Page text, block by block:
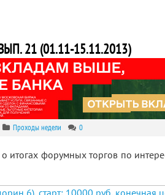
21 (01.11-15.11.2013)
Проходы недели 0
итогах форумных торгов по